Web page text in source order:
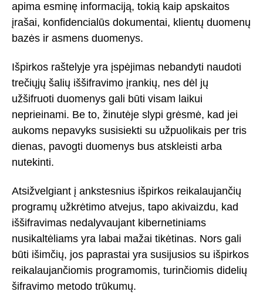
apima esminę informaciją, tokią kaip apskaitos
įrašai, konfidencialūs dokumentai, klientų duomenų
bazės ir asmens duomenys.
Išpirkos raštelyje yra įspėjimas nebandyti naudoti
trečiųjų šalių iššifravimo įrankių, nes dėl jų
užšifruoti duomenys gali būti visam laikui
neprieinami. Be to, žinutėje slypi grėsmė, kad jei
aukoms nepavyks susisiekti su užpuolikais per tris
dienas, pavogti duomenys bus atskleisti arba
nutekinti.
Atsižvelgiant į ankstesnius išpirkos reikalaujančių
programų užkrėtimo atvejus, tapo akivaizdu, kad
iššifravimas nedalyvaujant kibernetiniams
nusikaltėliams yra labai mažai tikėtinas. Nors gali
būti išimčių, jos paprastai yra susijusios su išpirkos
reikalaujančiomis programomis, turinčiomis didelių
šifravimo metodo trūkumų.